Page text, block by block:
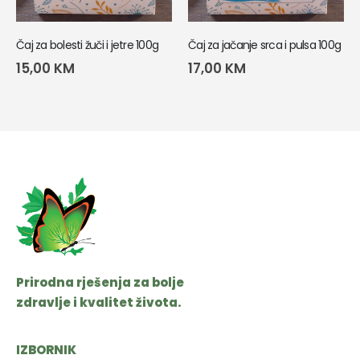
Čaj za bolesti žuči i jetre 100g
15,00 KM
Čaj za jačanje srca i pulsa 100g
17,00 KM
Prirodna rješenja za bolje
zdravlje i kvalitet života.
IZBORNIK